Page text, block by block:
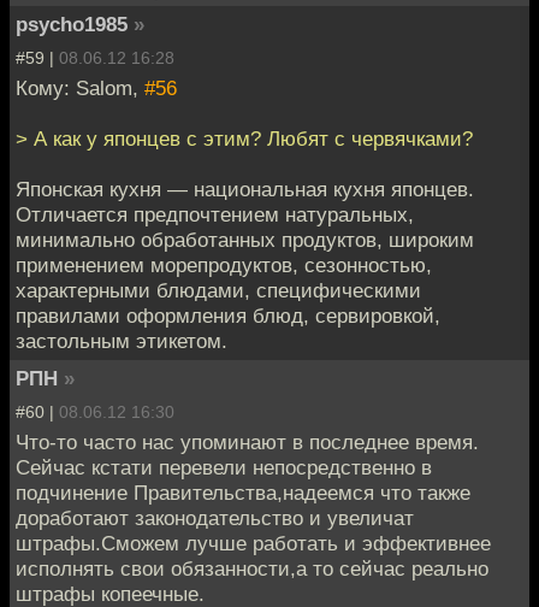
psycho1985 »
#59 | 08.06.12 16:28
Кому: Salom, #56
> А как у японцев с этим? Любят с червячками?
Японская кухня — национальная кухня японцев.
Отличается предпочтением натуральных,
минимально обработанных продуктов, широким
применением морепродуктов, сезонностью,
характерными блюдами, специфическими
правилами оформления блюд, сервировкой,
застольным этикетом.
РПН »
#60 | 08.06.12 16:30
Что-то часто нас упоминают в последнее время.
Сейчас кстати перевели непосредственно в
подчинение Правительства,надеемся что также
доработают законодательство и увеличат
штрафы.Сможем лучше работать и эффективнее
исполнять свои обязанности,а то сейчас реально
штрафы копеечные.